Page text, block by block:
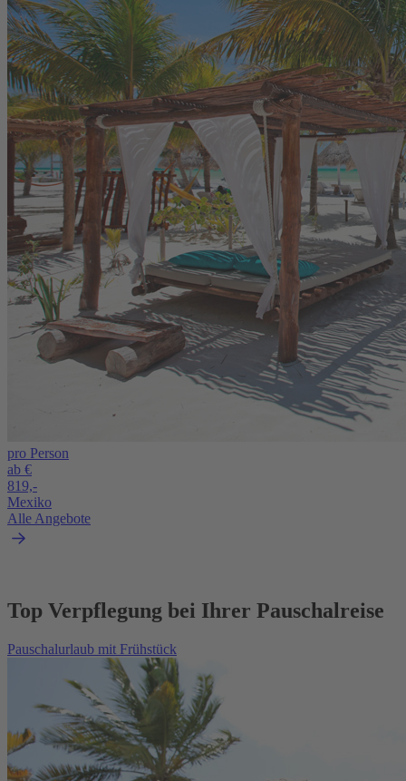
pro Person
ab €
819,-
Mexiko
Alle Angebote
Top Verpflegung bei Ihrer Pauschalreise
Pauschalurlaub mit Frühstück